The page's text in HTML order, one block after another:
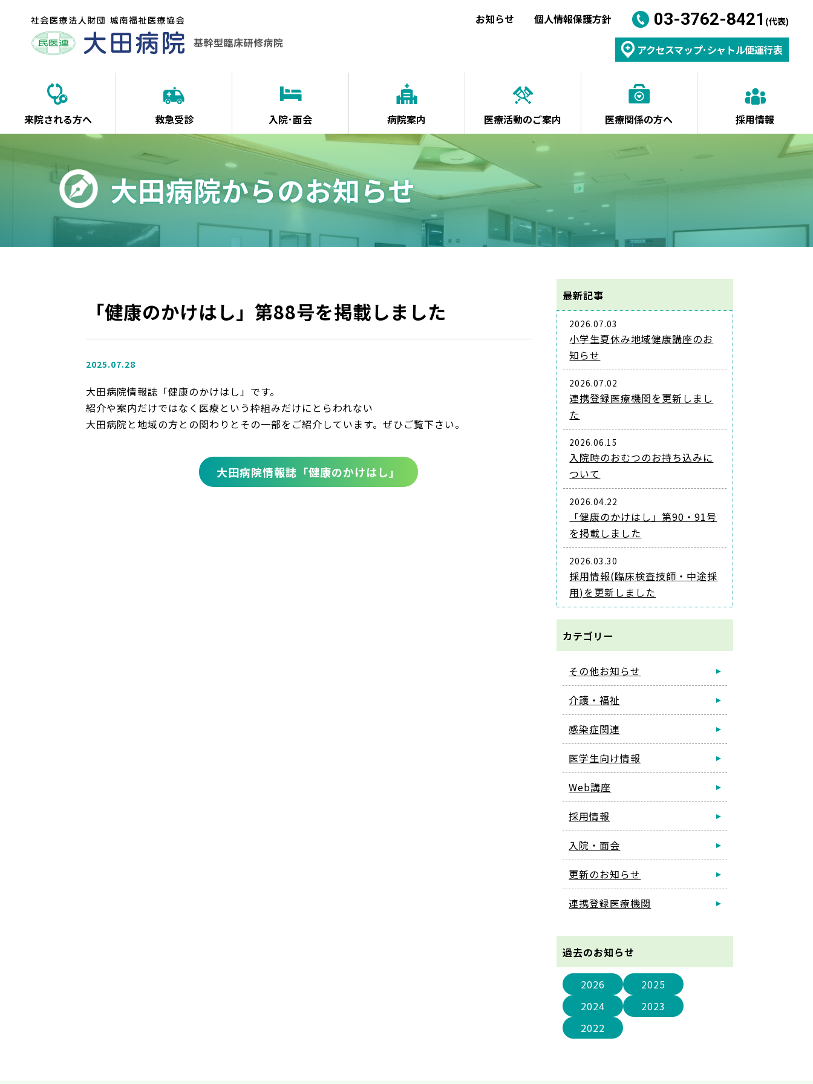
来院される方へ 救急受診 入院･面会 病院案内 医療活動のご案内 医療関係の方へ 採用情報
お知らせ 個人情報保護方針 03-3762-8421 (代表)
アクセスマップ･シャトル便運行表
大田病院からのお知らせ
「健康のかけはし」第88号を掲載しました
2025.07.28
大田病院情報誌「健康のかけはし」です。
紹介や案内だけではなく医療という枠組みだけにとらわれない
大田病院と地域の方との関わりとその一部をご紹介しています。ぜひご覧下さい。
大田病院情報誌「健康のかけはし」
最新記事
2026.07.03
小学生夏休み地域健康講座のお
知らせ
2026.07.02
連携登録医療機関を更新しまし
た
2026.06.15
入院時のおむつのお持ち込みに
ついて
2026.04.22
「健康のかけはし」第90・91号
を掲載しました
2026.03.30
採用情報(臨床検査技師・中途採
用)を更新しました
カテゴリー
その他お知らせ
介護・福祉
感染症関連
医学生向け情報
Web講座
採用情報
入院・面会
更新のお知らせ
連携登録医療機関
過去のお知らせ
2026
2025
2024
2023
2022